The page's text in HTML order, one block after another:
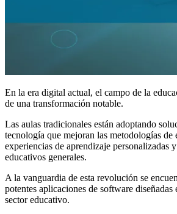
En la era digital actual, el campo de la
de una transformación notable.
Las aulas tradicionales están adoptando
tecnología que mejoran las metodologías de
experiencias de aprendizaje personalizadas
educativos generales.
A la vanguardia de esta revolución se
potentes aplicaciones de software diseñadas
sector educativo.